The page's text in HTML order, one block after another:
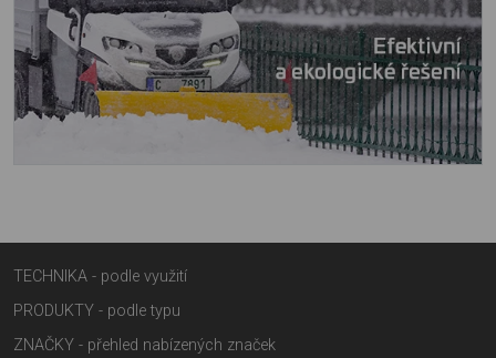
TECHNIKA - podle využití
PRODUKTY - podle typu
ZNAČKY - přehled nabízených značek